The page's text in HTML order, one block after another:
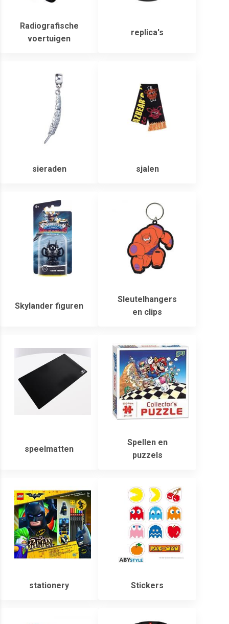
Radiografische
voertuigen
replica's
sieraden sjalen
Skylander figuren
Sleutelhangers
en clips
speelmatten
Spellen en
puzzels
stationery Stickers